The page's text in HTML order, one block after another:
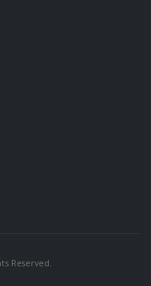
Reserved.